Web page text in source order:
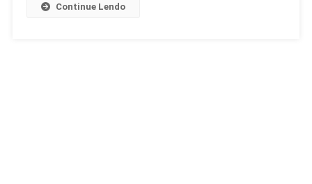
Continue Lendo